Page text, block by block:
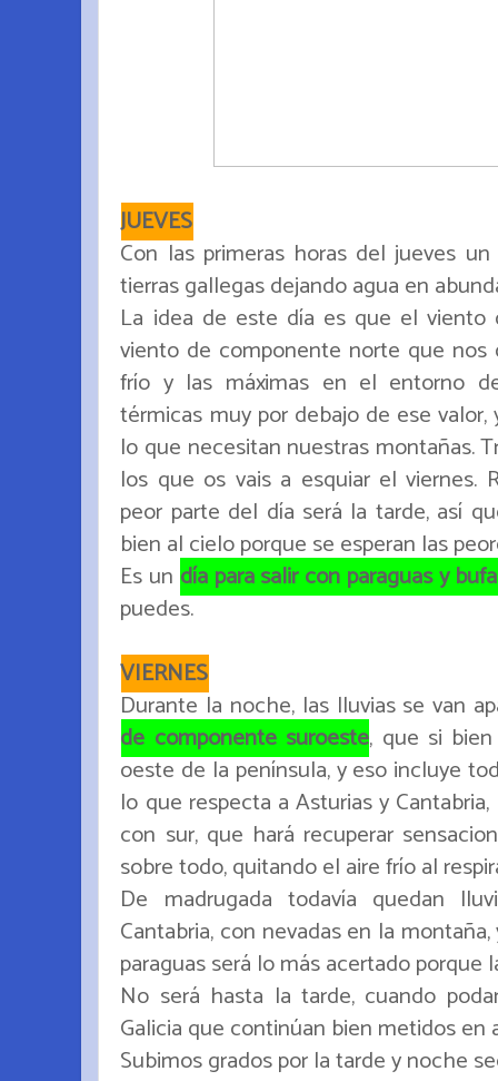
JUEVES
Con las primeras horas del jueves
tierras gallegas dejando agua en
La idea de este día es que el viento
viento de componente norte que
frío y las máximas en el entorno
térmicas muy por debajo de ese
lo que necesitan nuestras montañas.
los que os vais a esquiar el viernes.
peor parte del día será la tarde, así
bien al cielo porque se esperan las
Es un día para salir con paraguas y
puedes.
VIERNES
Durante la noche, las lluvias se van
de componente suroeste, que si
oeste de la península, y eso incluye
lo que respecta a Asturias y
con sur, que hará recuperar
sobre todo, quitando el aire frío al
De madrugada todavía quedan
Cantabria, con nevadas en la
paraguas será lo más acertado porque
No será hasta la tarde, cuando
Galicia que continúan bien metidos en
Subimos grados por la tarde y noche